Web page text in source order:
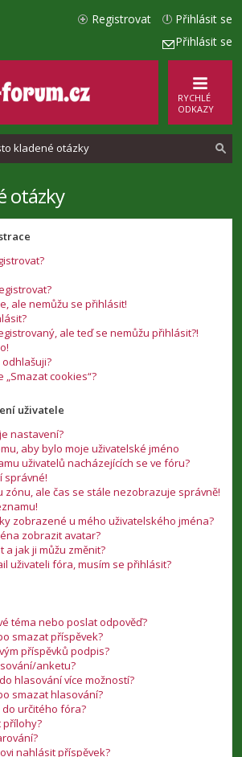
Přihlásit se
Přihlásit se
Registrovat
RYCHLÉ
ODKAZY
kladené otázky
e
otázky
ale nemůžu se přihlásit!
ale teď se nemůžu přihlásit?!
„Smazat cookies“?
uživatele
nastavení?
aby bylo moje uživatelské jméno
uživatelů nacházejících se ve fóru?
správné!
zónu, ale čas se stále nezobrazuje správně!
zobrazené u mého uživatelského jména?
zobrazit avatar?
a jak ji můžu změnit?
uživateli fóra, musím se přihlásit?
téma nebo poslat odpověď?
smazat příspěvek?
příspěvků podpis?
anketu?
hlasování více možností?
smazat hlasování?
určitého fóra?
přílohy?
nahlásit příspěvek?